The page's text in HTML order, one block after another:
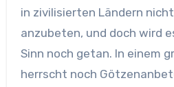
in zivilisierten Ländern
anzubeten, und doch wird
Sinn noch getan. In einem
herrscht noch